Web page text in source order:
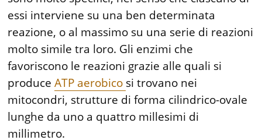
essi interviene su una ben determinata
reazione, o al massimo su una serie di reazioni
molto simile tra loro. Gli enzimi che
favoriscono le reazioni grazie alle quali si
produceATP aerobico si trovano nei
mitocondri, strutture di forma cilindrico-ovale
lunghe da uno a quattro millesimi di
millimetro.